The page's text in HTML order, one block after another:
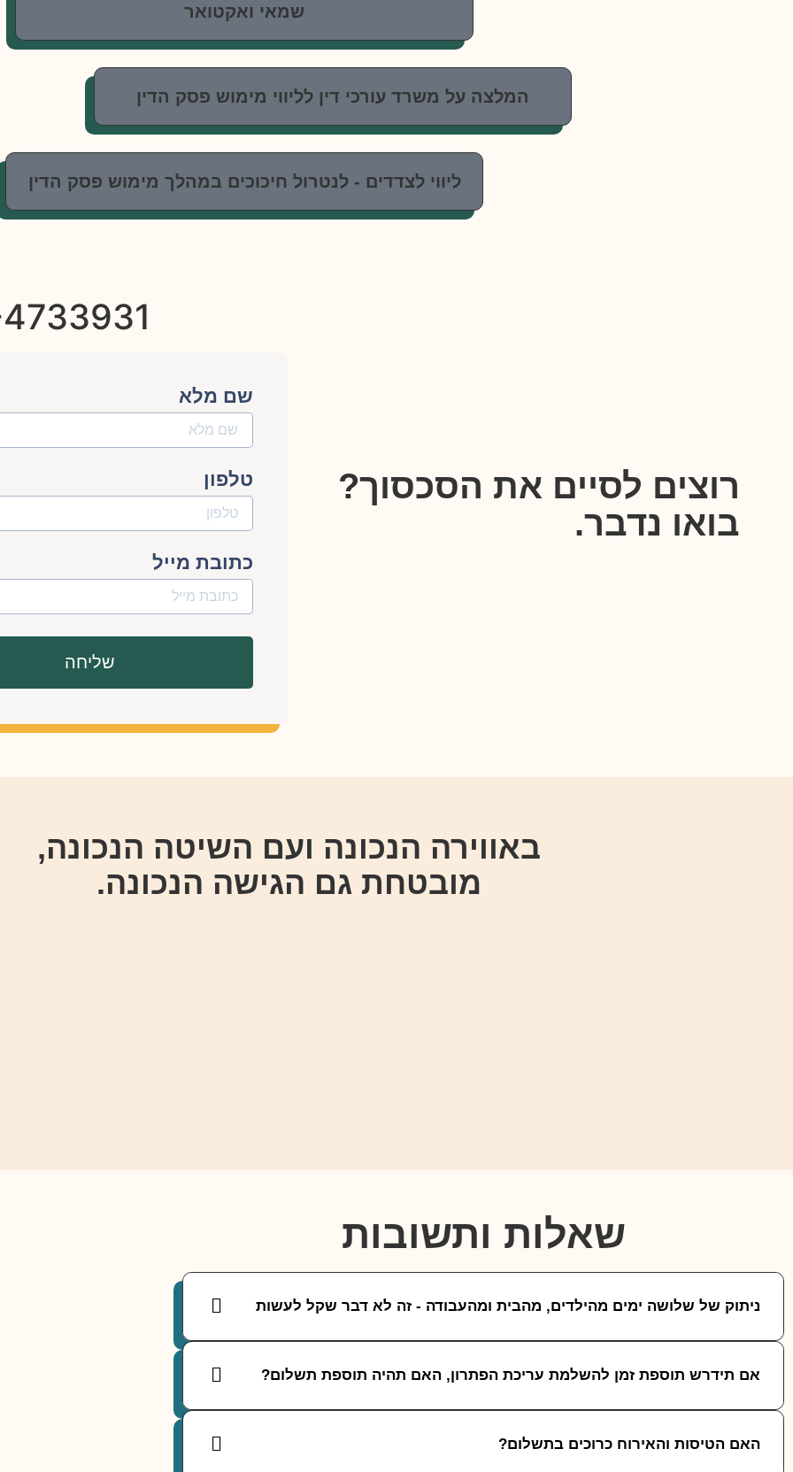
שמאי ואקטואר
המלצה על משרד עורכי דין לליווי מימוש פסק הדין
ליווי לצדדים - לנטרול חיכוכים במהלך מימוש פסק הדין
רוצים לסיים את הסכסוך?
בואו נדבר.
שם מלא
טלפון
כתובת מייל
שליחה
באווירה הנכונה ועם השיטה הנכונה,
מובטחת גם הגישה הנכונה.
שאלות ותשובות
ניתוק של שלושה ימים מהילדים, מהבית ומהעבודה - זה לא דבר שקל לעשות
אם תידרש תוספת זמן להשלמת עריכת הפתרון, האם תהיה תוספת תשלום?
האם הטיסות והאירוח כרוכים בתשלום?